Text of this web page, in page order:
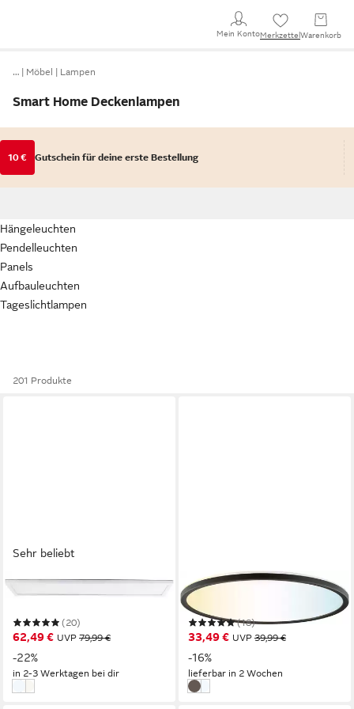
Mein KontoMerkzettel Warenkorb
… Möbel Lampen
Smart Home Deckenlampen
10 € Gutschein für deine erste Bestellung
Hängeleuchten
Pendelleuchten
Panels
Aufbauleuchten
Tageslichtlampen
201 Produkte
Sehr beliebt
HANSEATIC
(20)
62,49 € UVP 79,99 €
-22%
in 2-3 Werktagen bei dir
HANSEATIC
LED Panel DLP220A
(18)
33,49 € UVP 39,99 €
-16%
lieferbar in 2 Wochen
schwarz
weiß